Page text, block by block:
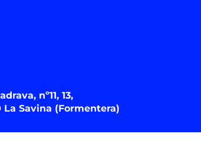
nº11, 13,
La Savina (Formentera)